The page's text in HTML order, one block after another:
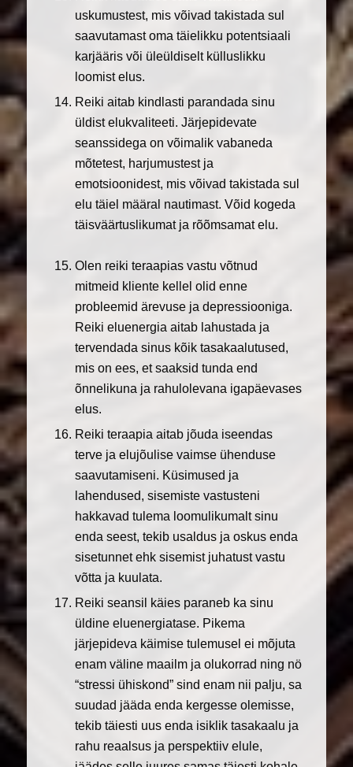
uskumustest, mis võivad takistada sul
saavutamast oma täielikku potentsiaali
karjääris või üleüldiselt külluslikku
loomist elus.
Reiki aitab kindlasti parandada sinu
üldist elukvaliteeti. Järjepidevate
seanssidega on võimalik vabaneda
mõtetest, harjumustest ja
emotsioonidest, mis võivad takistada sul
elu täiel määral nautimast. Võid kogeda
täisväärtuslikumat ja rõõmsamat elu.
Olen reiki teraapias vastu võtnud
mitmeid kliente kellel olid enne
probleemid ärevuse ja depressiooniga.
Reiki eluenergia aitab lahustada ja
tervendada sinus kõik tasakaalutused,
mis on ees, et saaksid tunda end
õnnelikuna ja rahulolevana igapäevases
elus.
Reiki teraapia aitab jõuda iseendas
terve ja elujõulise vaimse ühenduse
saavutamiseni. Küsimused ja
lahendused, sisemiste vastusteni
hakkavad tulema loomulikumalt sinu
enda seest, tekib usaldus ja oskus enda
sisetunnet ehk sisemist juhatust vastu
võtta ja kuulata.
Reiki seansil käies paraneb ka sinu
üldine eluenergiatase. Pikema
järjepideva käimise tulemusel ei mõjuta
enam väline maailm ja olukorrad ning nö
“stressi ühiskond” sind enam nii palju, sa
suudad jääda enda kergesse olemisse,
tekib täiesti uus enda isiklik tasakaalu ja
rahu reaalsus ja perspektiiv elule,